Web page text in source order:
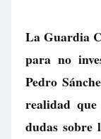
La Guardia
para no
Pedro
realidad
dudas sobre